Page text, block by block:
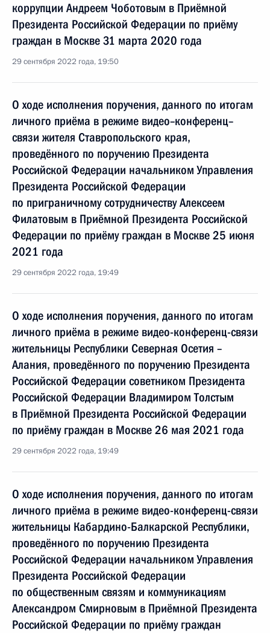
коррупции Андреем Чоботовым в Приёмной
Президента Российской Федерации по приёму
граждан в Москве 31 марта 2020 года
29 сентября 2022 года, 19:50
О ходе исполнения поручения, данного по итогам
личного приёма в режиме видео–конференц–
связи жителя Ставропольского края,
проведённого по поручению Президента
Российской Федерации начальником Управления
Президента Российской Федерации
по приграничному сотрудничеству Алексеем
Филатовым в Приёмной Президента Российской
Федерации по приёму граждан в Москве 25 июня
2021 года
29 сентября 2022 года, 19:49
О ходе исполнения поручения, данного по итогам
личного приёма в режиме видео-конференц-связи
жительницы Республики Северная Осетия –
Алания, проведённого по поручению Президента
Российской Федерации советником Президента
Российской Федерации Владимиром Толстым
в Приёмной Президента Российской Федерации
по приёму граждан в Москве 26 мая 2021 года
29 сентября 2022 года, 19:49
О ходе исполнения поручения, данного по итогам
личного приёма в режиме видео-конференц-связи
жительницы Кабардино-Балкарской Республики,
проведённого по поручению Президента
Российской Федерации начальником Управления
Президента Российской Федерации
по общественным связям и коммуникациям
Александром Смирновым в Приёмной Президента
Российской Федерации по приёму граждан